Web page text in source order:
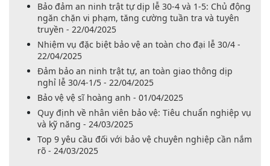
Bảo đảm an ninh trật tự dịp lễ 30-4 và 1-5: Chủ động
ngăn chặn vi phạm, tăng cường tuần tra và tuyên
truyền - 22/04/2025
Nhiệm vụ đặc biệt bảo vệ an toàn cho đại lễ 30/4 -
22/04/2025
Đảm bảo an ninh trật tự, an toàn giao thông dịp
nghỉ lễ 30/4-1/5 - 22/04/2025
Bảo vệ vệ sĩ hoàng anh - 01/04/2025
Quy định về nhân viên bảo vệ: Tiêu chuẩn nghiệp vụ
và kỹ năng - 24/03/2025
Top 9 yêu cầu đối với bảo vệ chuyên nghiệp cần nắm
rõ - 24/03/2025